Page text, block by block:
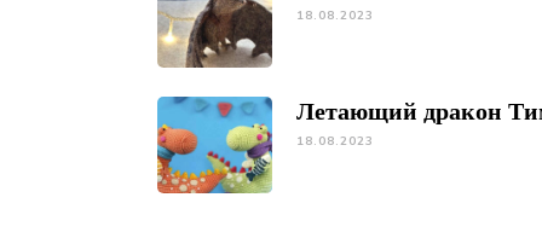
18.08.2023
Летающий дракон
18.08.2023